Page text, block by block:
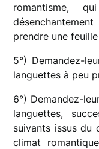
romantisme,
prendre une
5°) Demandez-
languettes à peu
6°) Demandez-
languettes,
suivants issus du
climat